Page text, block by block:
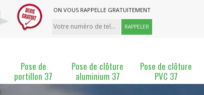
ON VOUS RAPPELLE GRATUITEMENT
Pose de
portillon 37
Pose de clôture
aluminium 37
Pose de clôture
PVC 37